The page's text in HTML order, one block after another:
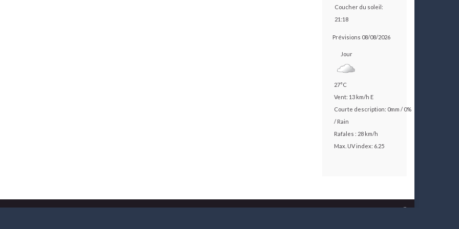
Coucher du soleil:
21:18
Prévisions 08/08/2026
Jour
27°C
Vent: 13 km/h E
Courte description: 0mm / 0%
/ Rain
Rafales : 28 km/h
Max. UV index: 6.25